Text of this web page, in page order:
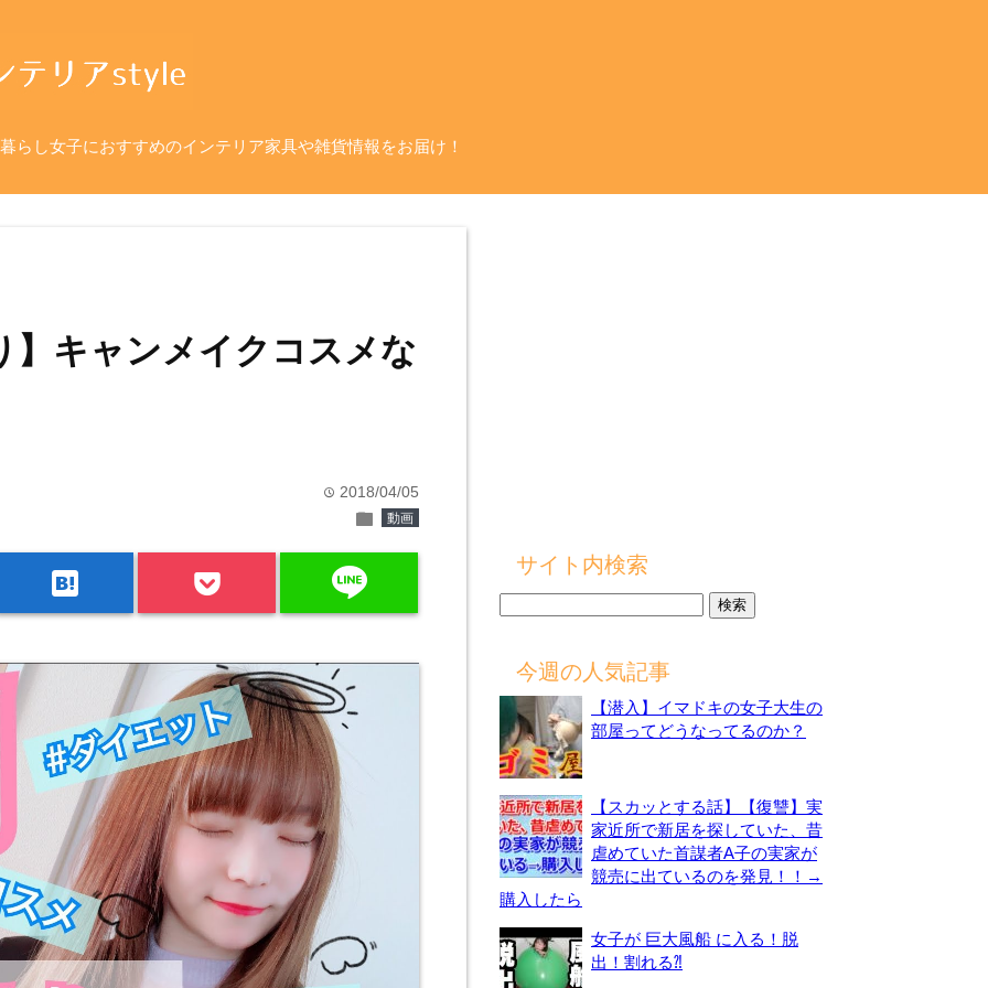
らし女子におすすめのインテリア家具や雑貨情報をお届け！
】キャンメイクコスメな
time 2018/04/05
folder 動画
hatenabookmark line サイト内検索
今週の人気記事
【潜入】イマドキの女子大生の
部屋ってどうなってるのか？
【スカッとする話】【復讐】実
家近所で新居を探していた、昔
虐めていた首謀者A子の実家が
競売に出ているのを発見！！→
購入したら
女子が 巨大風船 に入る！脱
出！割れる⁈